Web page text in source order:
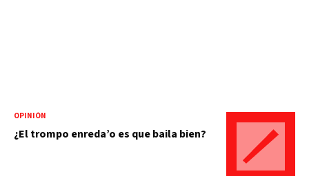
OPINIÓN
¿El trompo enreda’o es que baila bien?